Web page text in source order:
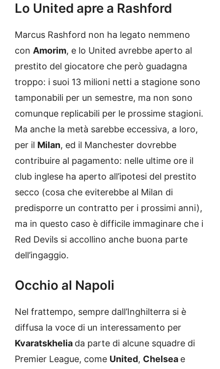
Lo United apre a Rashford
Marcus Rashford non ha legato nemmeno
con Amorim, e lo United avrebbe aperto al
prestito del giocatore che però guadagna
troppo: i suoi 13 milioni netti a stagione sono
tamponabili per un semestre, ma non sono
comunque replicabili per le prossime stagioni.
Ma anche la metà sarebbe eccessiva, a loro,
per il Milan, ed il Manchester dovrebbe
contribuire al pagamento: nelle ultime ore il
club inglese ha aperto all’ipotesi del prestito
secco (cosa che eviterebbe al Milan di
predisporre un contratto per i prossimi anni),
ma in questo caso è difficile immaginare che i
Red Devils si accollino anche buona parte
dell’ingaggio.
Occhio al Napoli
Nel frattempo, sempre dall’Inghilterra si è
diffusa la voce di un interessamento per
Kvaratskhelia da parte di alcune squadre di
Premier League, come United, Chelsea e